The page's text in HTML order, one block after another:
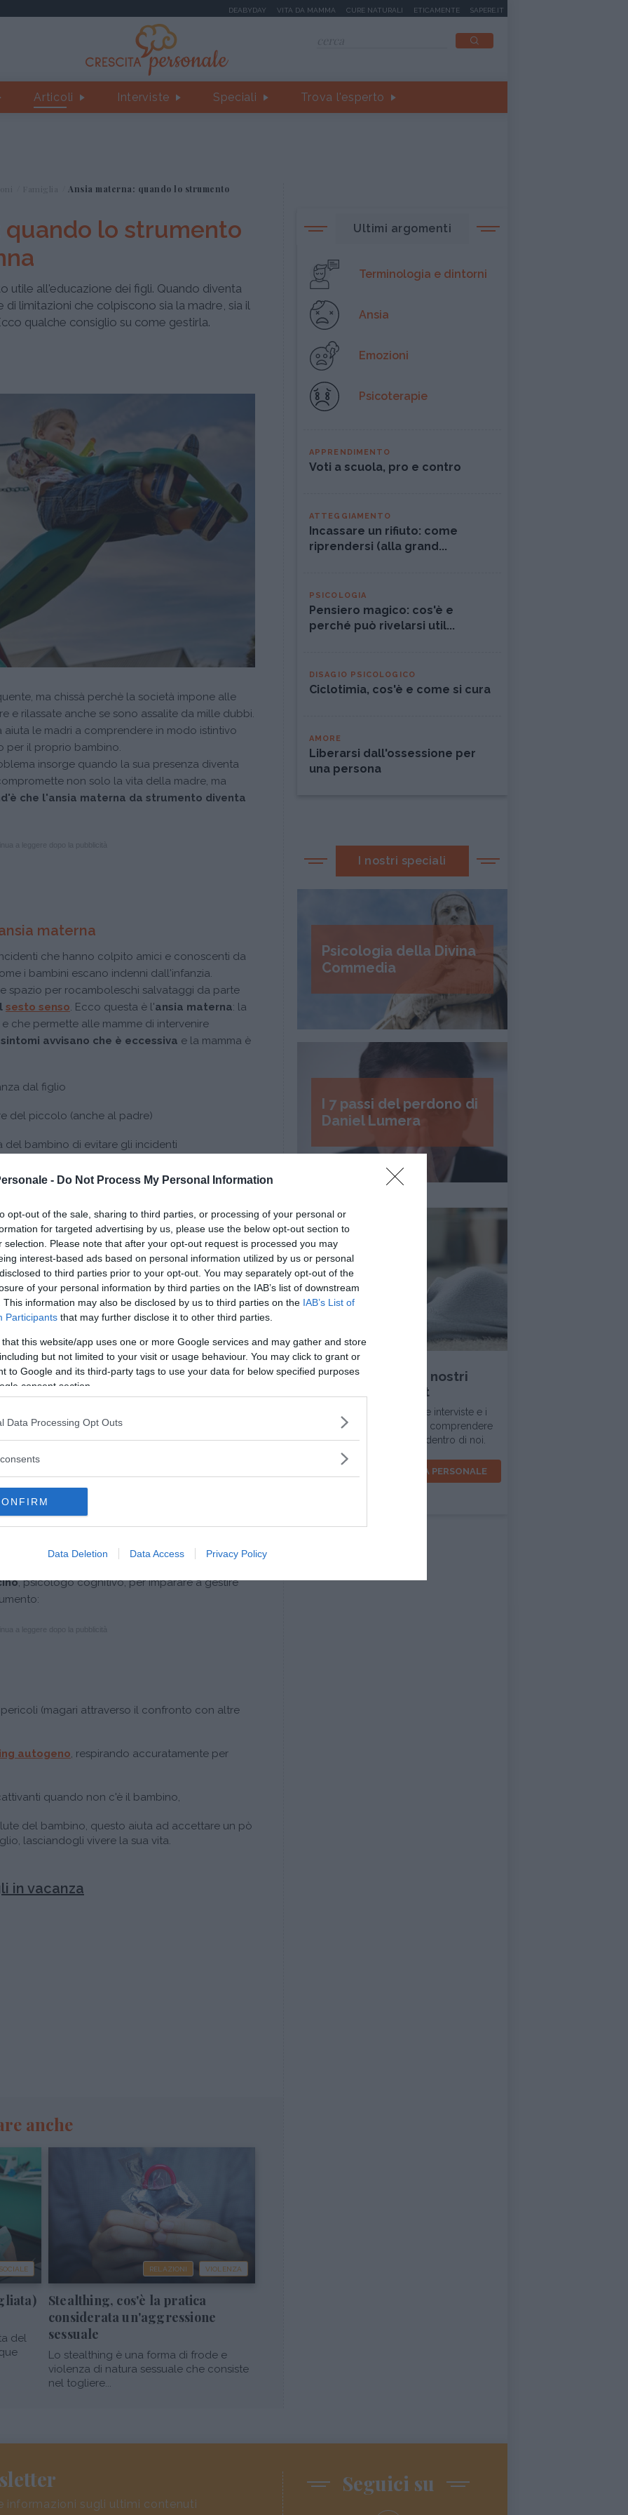
- Do Not Process My Personal Information
opt-out of the sale, sharing to third parties, or processing of your personal or
for targeted advertising by us, please use the below opt-out section to
selection. Please note that after your opt-out request is processed you may
interest-based ads based on personal information utilized by us or personal
to third parties prior to your opt-out. You may separately opt-out of the
of your personal information by third parties on the IAB’s list of downstream
This information may also be disclosed by us to third parties on the IAB’s List of
Participants that may further disclose it to other third parties.
that this website/app uses one or more Google services and may gather and store
but not limited to your visit or usage behaviour. You may click to grant or
to Google and its third-party tags to use your data for below specified purposes
consent section.
Data Processing Opt Outs
Data Deletion Data Access Privacy Policy
DEABYDAY VITA DA MAMMA CURE NATURALI ETICAMENTE SAPERE.IT
Articoli Interviste Speciali Trova l'esperto
Ansia materna: quando lo strumento
quando lo strumento
utile all'educazione dei figli. Quando diventa
limitazioni che colpiscono sia la madre, sia il
qualche consiglio su come gestirla.
ma chissà perchè la società impone alle
e rilassate anche se sono assalite da mille dubbi.
le madri a comprendere in modo istintivo
per il proprio bambino.
insorge quando la sua presenza diventa
non solo la vita della madre, ma
che l'ansia materna da strumento diventa
materna
che hanno colpito amici e conoscenti da
i bambini escano indenni dall'infanzia.
spazio per rocamboleschi salvataggi da parte
sesto senso. Ecco questa è l'ansia materna: la
che permette alle mamme di intervenire
avvisano che è eccessiva e la mamma è
dal figlio
del piccolo (anche al padre)
del bambino di evitare gli incidenti
quando ci si trova in gruppo.
ansia materna
materna sono gravi non solo perchè
propria esperienza serenamente, ma anche
le prime delicate fasi del suo sviluppo,
il suo rapporto con il mondo. Il
infatti genera ansia anche nel piccolo che si
gestire il mondo, neanche in quelle attività che
un circolo vizioso.
(Australia) hanno osservato che i bambini che
più semplici eranopiù inibiti ed introversi,
di confrontarsi serenamente con compiti
anche attraverso gli errori necessari
l'ansia materna
che i bambini facciano tutto da soli. Ecco
, psicologo cognitivo, per imparare a gestire
(magari attraverso il confronto con altre
autogeno, respirando accuratamente per
quando non c'è il bambino,
del bambino, questo aiuta ad accettare un pò
lasciandogli vivere la sua vita.
in vacanza
anche
del
RELAZIONI VIOLENZA
Stealthing, cos'è la pratica
considerata un'aggressione
sessuale
Lo stealthing è una forma di frode e
violenza di natura sessuale che consiste
nel togliere...
Ultimi argomenti
Terminologia e dintorni
Ansia
Emozioni
Psicoterapie
APPRENDIMENTO
Voti a scuola, pro e contro
ATTEGGIAMENTO
Incassare un rifiuto: come
riprendersi (alla grand...
PSICOLOGIA
Pensiero magico: cos'è e
perché può rivelarsi util...
DISAGIO PSICOLOGICO
Ciclotimia, cos'è e come si cura
AMORE
Liberarsi dall'ossessione per
una persona
I nostri speciali
Psicologia della Divina
Commedia
I 7 passi del perdono di
Daniel Lumera
Ascolta tutti i nostri
podcast
In questa sezione trovi le interviste e i
dialoghi d'ispirazione per comprendere
la realtà intorno a noi e dentro di noi.
VOCI PER LA CRESCITA PERSONALE
informazioni sugli ultimi contenuti
Seguici su